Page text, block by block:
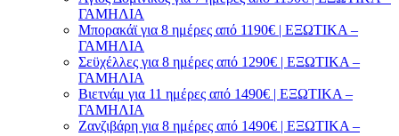
ΓΑΜΗΛΙΑ
Μπορακάϊ για 8 ημέρες από 1190€ | ΕΞΩΤΙΚΑ –
ΓΑΜΗΛΙΑ
Σεϋχέλλες για 8 ημέρες από 1290€ | ΕΞΩΤΙΚΑ –
ΓΑΜΗΛΙΑ
Βιετνάμ για 11 ημέρες από 1490€ | ΕΞΩΤΙΚΑ –
ΓΑΜΗΛΙΑ
Ζανζιβάρη για 8 ημέρες από 1490€ | ΕΞΩΤΙΚΑ –